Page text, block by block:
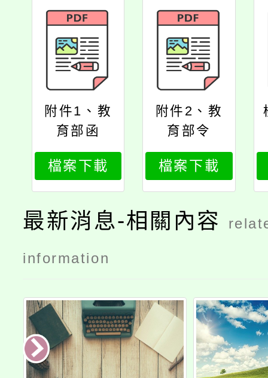
附件1、教
育部函
檔案下載
附件2、教
育部令
檔案下載
最新消息-相關內容
information